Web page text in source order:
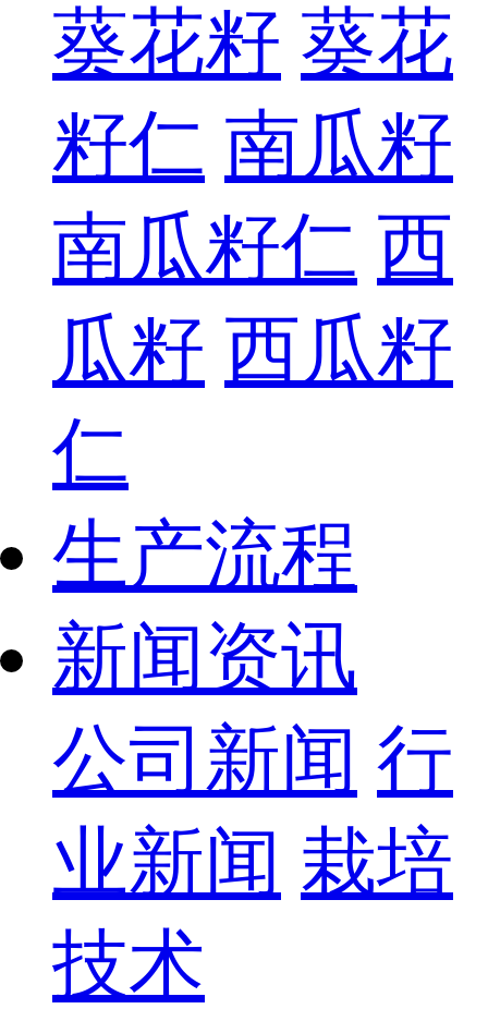
葵花籽 葵花
籽仁 南瓜籽
南瓜籽仁 西
瓜籽 西瓜籽
仁
生产流程
新闻资讯
公司新闻 行
业新闻 栽培
技术